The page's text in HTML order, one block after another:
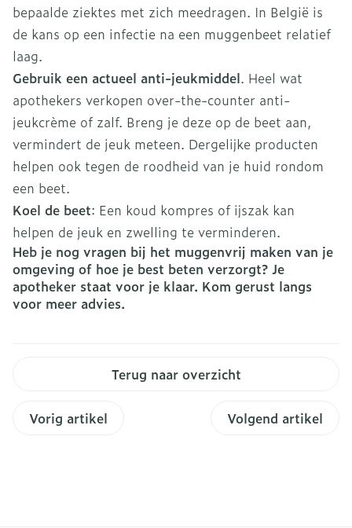
bepaalde ziektes met zich meedragen. In België is
de kans op een infectie na een muggenbeet relatief
laag.
Gebruik een actueel anti-jeukmiddel. Heel wat
apothekers verkopen over-the-counter anti-
jeukcrème of zalf. Breng je deze op de beet aan,
vermindert de jeuk meteen. Dergelijke producten
helpen ook tegen de roodheid van je huid rondom
een beet.
Koel de beet: Een koud kompres of ijszak kan
helpen de jeuk en zwelling te verminderen.
Heb je nog vragen bij het muggenvrij maken van je
omgeving of hoe je best beten verzorgt? Je
apotheker staat voor je klaar. Kom gerust langs
voor meer advies.
Terug naar overzicht
Vorig artikel Volgend artikel